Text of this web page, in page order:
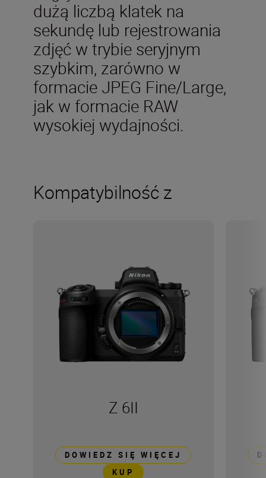
dużą liczbą klatek na
sekundę lub rejestrowania
zdjęć w trybie seryjnym
szybkim, zarówno w
formacie JPEG Fine/Large,
jak w formacie RAW
wysokiej wydajności.
Kompatybilność z
Z 6II
DOWIEDZ SIĘ WIĘCEJ
KUP